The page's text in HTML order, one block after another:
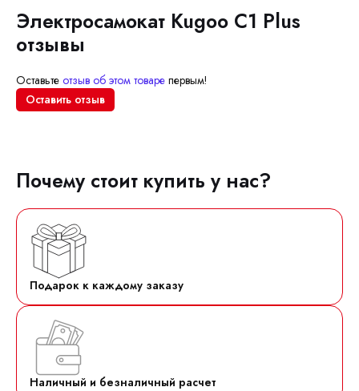
Электросамокат Kugoo C1 Plus
отзывы
Оставьте отзыв об этом товаре первым!
Оставить отзыв
Почему стоит купить у нас?
Подарок к каждому заказу
Наличный и безналичный расчет